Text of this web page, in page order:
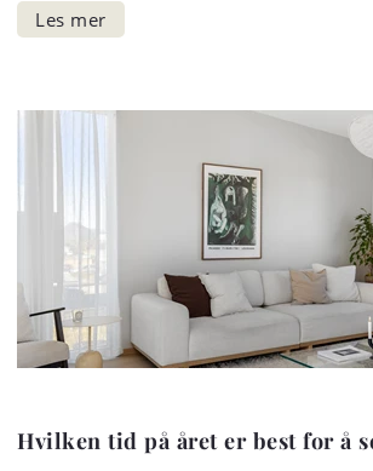
Hvilken tid på året er best for å